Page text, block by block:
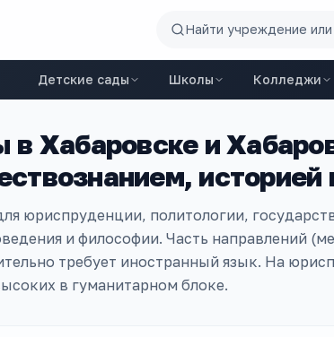
Найти учреждение или
Детские сады Школы Колледжи
в Хабаровске и
историей
юриспруденции, политологии,
и философии. Часть направлений
требует иностранный язык. На
в гуманитарном блоке.